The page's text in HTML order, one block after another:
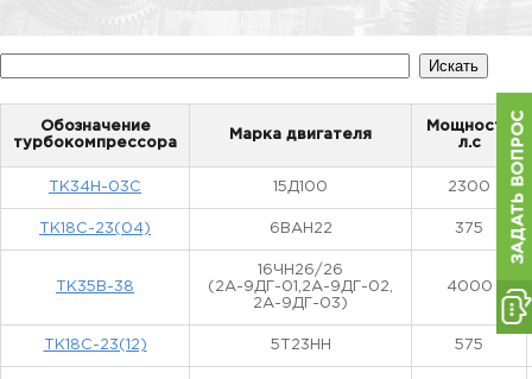
Обозначение
турбокомпрессора
Марка двигателя
Мощность
л.с
ТК34Н-03С 15Д100 2300
ТК18С-23(04) 6ВАН22 375
ТК35В-38
16ЧН26/26
(2А-9ДГ-01,2А-9ДГ-02,
2А-9ДГ-03)
4000
ТК18С-23(12) 5T23HH 575